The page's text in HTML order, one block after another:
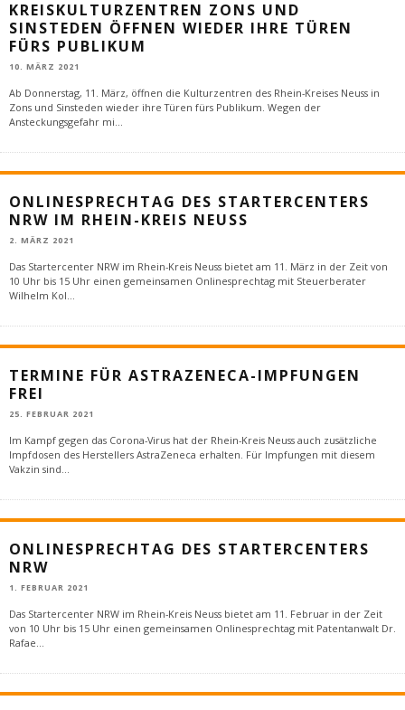
KREISKULTURZENTREN ZONS UND
SINSTEDEN ÖFFNEN WIEDER IHRE TÜREN
FÜRS PUBLIKUM
10. MÄRZ 2021
Ab Donnerstag, 11. März, öffnen die Kulturzentren des Rhein-Kreises Neuss in
Zons und Sinsteden wieder ihre Türen fürs Publikum. Wegen der
Ansteckungsgefahr mi...
ONLINESPRECHTAG DES STARTERCENTERS
NRW IM RHEIN-KREIS NEUSS
2. MÄRZ 2021
Das Startercenter NRW im Rhein-Kreis Neuss bietet am 11. März in der Zeit von
10 Uhr bis 15 Uhr einen gemeinsamen Onlinesprechtag mit Steuerberater
Wilhelm Kol...
TERMINE FÜR ASTRAZENECA-IMPFUNGEN
FREI
25. FEBRUAR 2021
Im Kampf gegen das Corona-Virus hat der Rhein-Kreis Neuss auch zusätzliche
Impfdosen des Herstellers AstraZeneca erhalten. Für Impfungen mit diesem
Vakzin sind...
ONLINESPRECHTAG DES STARTERCENTERS
NRW
1. FEBRUAR 2021
Das Startercenter NRW im Rhein-Kreis Neuss bietet am 11. Februar in der Zeit
von 10 Uhr bis 15 Uhr einen gemeinsamen Onlinesprechtag mit Patentanwalt Dr.
Rafae...